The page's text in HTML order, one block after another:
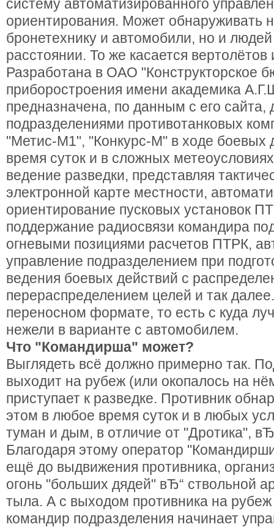
систему автоматизированного
ориентирования. Может обнаруживать
бронетехнику и автомобили, но и
расстоянии. То же касается вертолётов
Разработана в ОАО "Конструкторское
приборостроения имени академика
предназначена, по данным с его сайта,
подразделениями противотанковых
"Метис-М1", "Конкурс-М" в ходе боевых
время суток и в сложных
ведение разведки, представляя
электронной карте местности,
ориентирование пусковых установок
поддержание радиосвязи командира
огневыми позициями расчетов ПТРК,
управление подразделением при
ведения боевых действий с
перераспределением целей и так
переносном формате, то есть с куда
нежели в варианте с автомобилем.
Что "Командирша" может?
Выглядеть всё должно примерно так.
выходит на рубеж (или окопалось на
приступает к разведке. Противник
этом в любое время суток и в любых
туман и дым, в отличие от "Дротика",
Благодаря этому оператор
ещё до выдвижения противника,
огонь "больших дядей" вЂ“ ствольной
тыла. А с выходом противника на рубеж
командир подразделения начинает